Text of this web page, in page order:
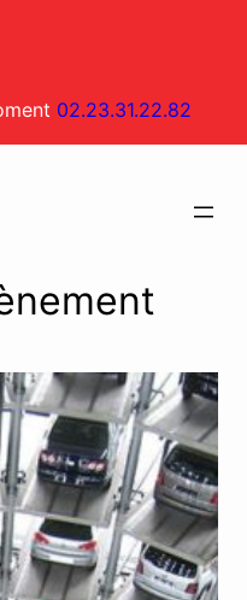
02.23.31.22.82